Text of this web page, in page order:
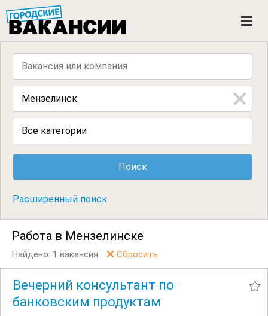
n
Все категории
Расширенный поиск
Работа в Мензелинске
Найдено: 1 вакансия Сбросить
Вечерний консультант по
банковским продуктам